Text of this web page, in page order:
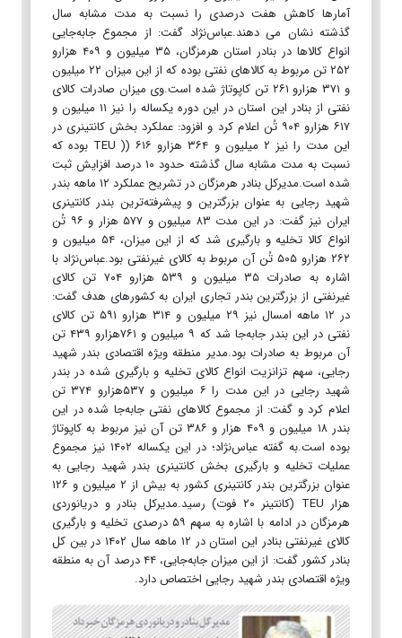
آمارها کاهش هفت درصدی را نسبت به مدت مشابه سال
گذشته نشان می‌ دهند.عباس‌نژاد گفت: از مجموع جابه‌جایی
انواع کالاها در بنادر استان هرمزگان، ۳۵ میلیون و ۴۰۹ هزارو
۲۵۲ تن مربوط به کالاهای نفتی بوده که از این میزان ۲۲ میلیون
و ۳۷۱ هزارو ۲۶۱ تن کاپوتاژ شده است.وی میزان صادرات کالای
نفتی از بنادر این استان در این دوره یکساله را نیز ۱۱ میلیون و
۶۱۷ هزارو ۹۰۴ تُن اعلام کرد و افزود: عملکرد بخش کانتینری در
این مدت را نیز ۲ میلیون و ۳۶۴ هزارو ۶۱۶ (( TEU بوده که
نسبت به مدت مشابه سال گذشته حدود ۱۰ درصد افزایش ثبت
شده است.مدیرکل بنادر هرمزگان در تشریح عملکرد ۱۲ ماهه بندر
شهید رجایی به عنوان بزرگترین و پیشرفته‌ترین بندر کانتینری
ایران نیز گفت: در این مدت ۸۳ میلیون و ۵۷۷ هزار و ۹۶ تُن
انواع کالا تخلیه و بارگیری شد که از این میزان، ۵۴ میلیون و
۲۶۲ هزارو ۵۰۵ تُن آن مربوط به کالای غیرنفتی بود.عباس‌نژاد با
اشاره به صادرات ۳۵ میلیون و ۵۳۹ هزارو ۷۰۴ تن کالای
غیرنفتی از بزرگترین بندر تجاری ایران به کشورهای هدف گفت:
در ۱۲ ماهه امسال نیز ۲۹ میلیون و ۳۱۴ هزارو ۵۹۱ تن کالای
نفتی در این بندر جابه‌جا شد که ۹ میلیون و ۷۶۱هزارو ۴۳۹ تن
آن مربوط به صادرات بود.مدیر منطقه ویژه اقتصادی بندر شهید
رجایی، سهم تزانزیت انواع کالای تخلیه و بارگیری شده در بندر
شهید رجایی در این مدت را ۶ میلیون و ۵۳۷هزارو ۳۷۴ تن
اعلام کرد و گفت: از مجموع کالاهای نفتی جابه‌جا شده در این
بندر ۱۸ میلیون و ۴۰۹ هزار و ۳۸۶ تن آن نیز مربوط به کاپوتاژ
بوده است.به گفته عباس‌نژاد؛ در این یکساله ۱۴۰۲ نیز مجموع
عملیات تخلیه و بارگیری بخش کانتینری بندر شهید رجایی به
عنوان بزرگترین بندر کانتینری کشور به بیش از ۲ میلیون و ۱۲۶
هزار TEU (کانتینر ۲۰ فوت) رسید.مدیرکل بنادر و دریانوردی
هرمزگان در ادامه با اشاره به سهم ۵۹ درصدی تخلیه و بارگیری
کالای غیرنفتی بنادر این استان در ۱۲ ماهه سال ۱۴۰۲ در بین کل
بنادر کشور گفت: از این میزان جابه‌جایی، ۴۴ درصد آن به منطقه
ویژه اقتصادی بندر شهید رجایی اختصاص دارد.